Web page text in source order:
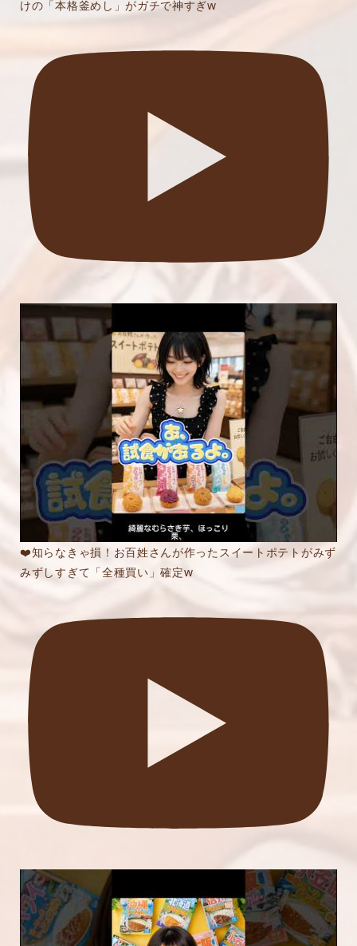
けの「本格釜めし」がガチで神すぎw
❤️知らなきゃ損！お百姓さんが作ったスイートポテトがみず
みずしすぎて「全種買い」確定w